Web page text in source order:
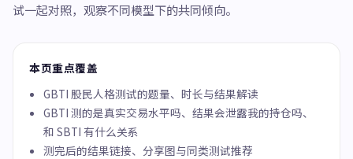
试一起对照，观察不同模型下的共同倾向。
本页重点覆盖
GBTI 股民人格测试的题量、时长与结果解读
GBTI 测的是真实交易水平吗、结果会泄露我的持仓吗、
和 SBTI 有什么关系
测完后的结果链接、分享图与同类测试推荐